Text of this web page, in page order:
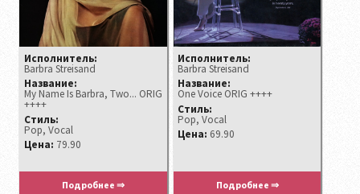
Исполнитель:
Barbra Streisand ‎
Название:
My Name Is Barbra, Two... ORIG
++++
Стиль:
Pop, Vocal
Цена: 79.90
Подробнее ⇒
Исполнитель:
Barbra Streisand
Название:
One Voice ORIG ++++
Стиль:
Pop, Vocal
Цена: 69.90
Подробнее ⇒